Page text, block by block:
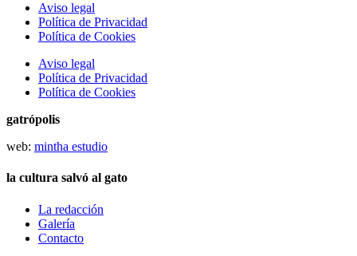
Aviso legal
Política de Privacidad
Política de Cookies
Aviso legal
Política de Privacidad
Política de Cookies
gatrópolis
web: mintha estudio
la cultura salvó al gato
La redacción
Galería
Contacto